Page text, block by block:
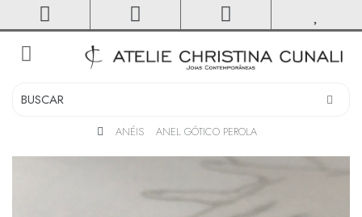
toggle
ANÉIS ANEL GÓTICO PEROLA